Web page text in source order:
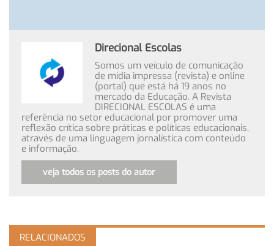
Direcional Escolas
Somos um veículo de comunicação
de mídia impressa (revista) e online
(portal) que está há 19 anos no
mercado da Educação. A Revista
DIRECIONAL ESCOLAS é uma
referência no setor educacional por promover uma
reflexão crítica sobre práticas e políticas educacionais,
através de uma linguagem jornalística com conteúdo
e informação.
veja todos os posts do autor
RELACIONADOS